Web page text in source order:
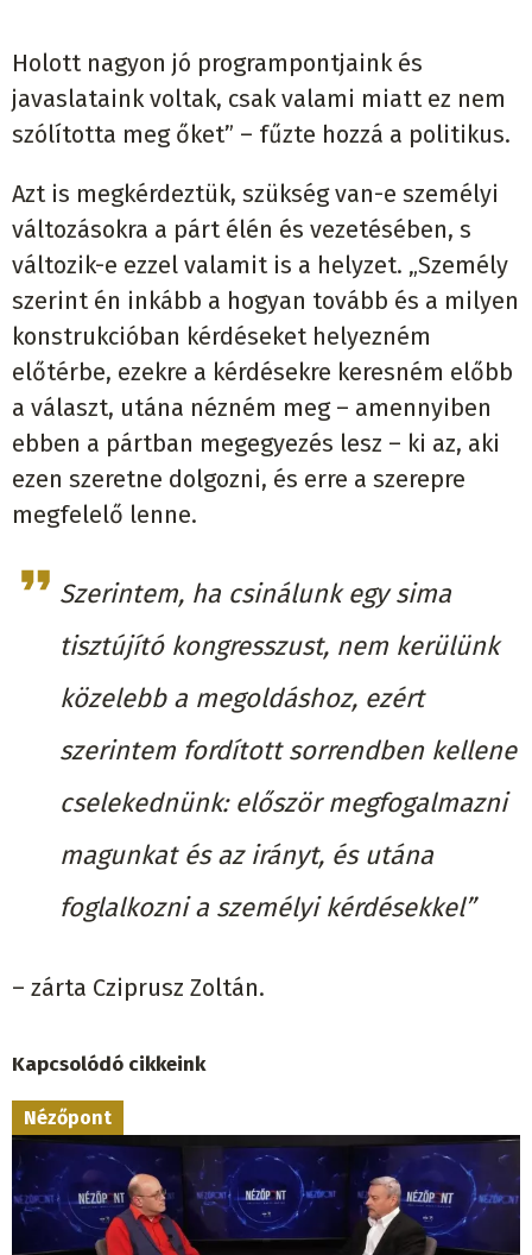
Holott nagyon jó programpontjaink és
javaslataink voltak, csak valami miatt ez nem
szólította meg őket” – fűzte hozzá a politikus.
Azt is megkérdeztük, szükség van-e személyi
változásokra a párt élén és vezetésében, s
változik-e ezzel valamit is a helyzet. „Személy
szerint én inkább a hogyan tovább és a milyen
konstrukcióban kérdéseket helyezném
előtérbe, ezekre a kérdésekre keresném előbb
a választ, utána nézném meg – amennyiben
ebben a pártban megegyezés lesz – ki az, aki
ezen szeretne dolgozni, és erre a szerepre
megfelelő lenne.
Szerintem, ha csinálunk egy sima
tisztújító kongresszust, nem kerülünk
közelebb a megoldáshoz, ezért
szerintem fordított sorrendben kellene
cselekednünk: először megfogalmazni
magunkat és az irányt, és utána
foglalkozni a személyi kérdésekkel”
– zárta Cziprusz Zoltán.
Kapcsolódó cikkeink
Nézőpont